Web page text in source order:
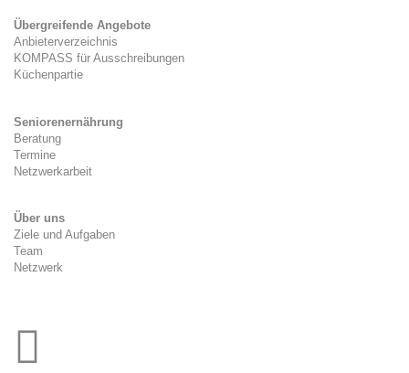
Übergreifende Angebote
Anbieterverzeichnis
KOMPASS für Ausschreibungen
Küchenpartie
Seniorenernährung
Beratung
Termine
Netzwerkarbeit
Über uns
Ziele und Aufgaben
Team
Netzwerk